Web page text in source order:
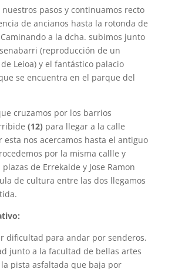
nuestros pasos y continuamos recto
de ancianos hasta la rotonda de
a la dcha. subimos junto
(reproducción de un
Leioa) y el fantástico palacio
se encuentra en el parque del
cruzamos por los barrios
(12) para llegar a la calle
esta nos acercamos hasta el antiguo
por la misma callle y
de Errekalde y Jose Ramon
de cultura entre las dos llegamos
dificultad para andar por senderos.
junto a la facultad de bellas artes
pista asfaltada que baja por